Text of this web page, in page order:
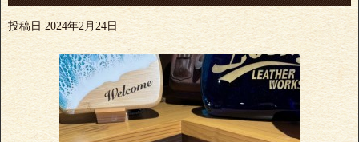
投稿日 2024年2月24日